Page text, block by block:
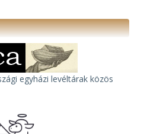
egyházi levéltárak közös